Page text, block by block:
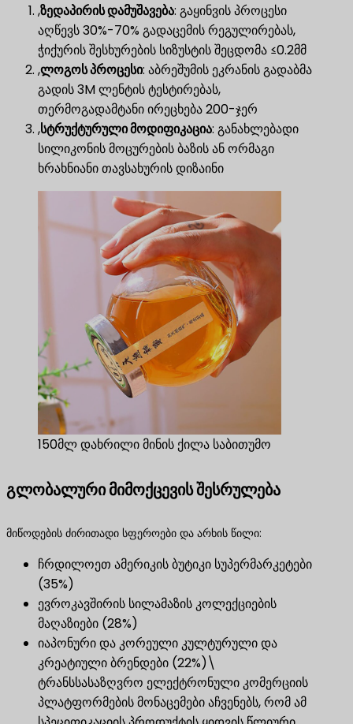
,ზედაპირის დამუშავება​: გაყინვის პროცესი
აღწევს 30%-70% გადაცემის რეგულირებას,
ჭიქურის შესხურების სიზუსტის შეცდომა ≤0.2მმ
,ლოგოს პროცესი​: აბრეშუმის ეკრანის გადაბმა
გადის 3M ლენტის ტესტირებას,
თერმოგადამტანი ირეცხება 200-ჯერ
,სტრუქტურული მოდიფიკაცია​: განახლებადი
სილიკონის მოცურების ბაზის ან ორმაგი
ხრახნიანი თავსახურის დიზაინი
150მლ დახრილი მინის ქილა საბითუმო
გლობალური მიმოქცევის შესრულება
მიწოდების ძირითადი სფეროები და არხის წილი:
ჩრდილოეთ ამერიკის ბუტიკი სუპერმარკეტები
(35%)
ევროკავშირის სილამაზის კოლექციების
მაღაზიები (28%)
იაპონური და კორეული კულტურული და
კრეატიული ბრენდები (22%)\
ტრანსსასაზღვრო ელექტრონული კომერციის
პლატფორმების მონაცემები აჩვენებს, რომ ამ